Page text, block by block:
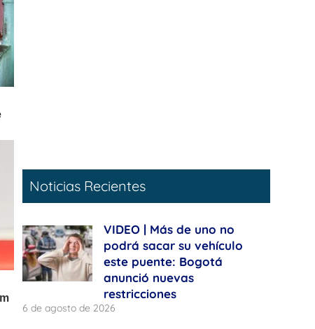
Noticias Recientes
VIDEO | Más de uno no
podrá sacar su vehículo
este puente: Bogotá
anunció nuevas
restricciones
6 de agosto de 2026